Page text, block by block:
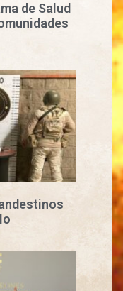
de Salud